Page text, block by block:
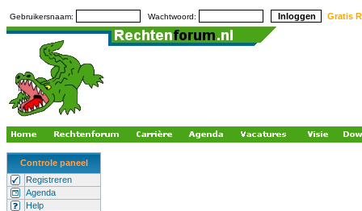
Gebruikersnaam: Wachtwoord: Gratis
Controle paneel
Registreren
Agenda
Help